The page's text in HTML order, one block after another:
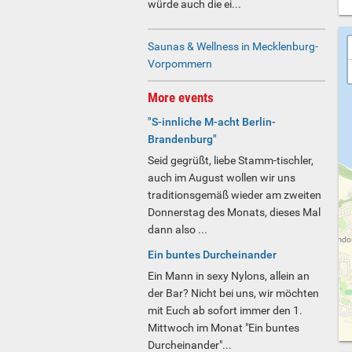
würde auch die ei...
Saunas & Wellness in Mecklenburg-
Vorpommern
More events
"S-innliche M-acht Berlin-
Brandenburg"
Seid gegrüßt, liebe Stamm-tischler,
auch im August wollen wir uns
traditionsgemäß wieder am zweiten
Donnerstag des Monats, dieses Mal
dann also ...
Ein buntes Durcheinander
Ein Mann in sexy Nylons, allein an
der Bar? Nicht bei uns, wir möchten
mit Euch ab sofort immer den 1.
Mittwoch im Monat "Ein buntes
Durcheinander"...